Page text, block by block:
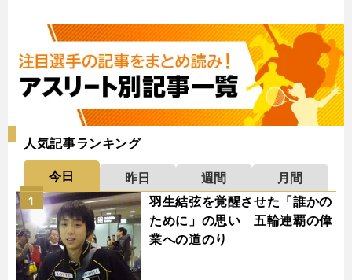
人気記事ランキング
今日 昨日 週間
月間
羽生結弦を覚醒させた「誰かの
ために」の思い 五輪連覇の偉
業への道のり
1